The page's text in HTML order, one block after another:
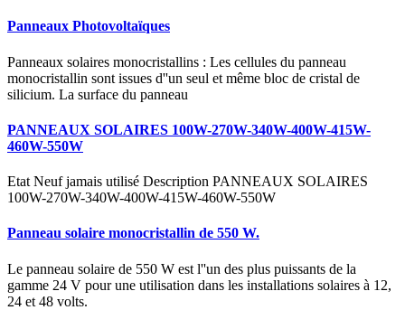
Panneaux Photovoltaïques
Panneaux solaires monocristallins : Les cellules du panneau
monocristallin sont issues d''un seul et même bloc de cristal de
silicium. La surface du panneau
PANNEAUX SOLAIRES 100W-270W-340W-400W-415W-
460W-550W
Etat Neuf jamais utilisé Description PANNEAUX SOLAIRES
100W-270W-340W-400W-415W-460W-550W
Panneau solaire monocristallin de 550 W.
Le panneau solaire de 550 W est l''un des plus puissants de la
gamme 24 V pour une utilisation dans les installations solaires à 12,
24 et 48 volts.